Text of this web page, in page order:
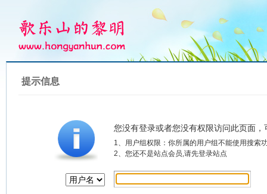
提示信息
您没有登录或者您没有权限访问此页面
1、用户组权限：你所属的用户组不能使用搜索
2、您还不是站点会员,请先登录站点